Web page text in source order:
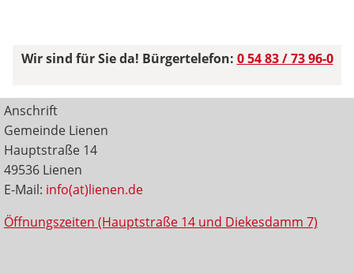
Wir sind für Sie da! Bürgertelefon: 0 54 83 / 73 96-0
Anschrift
Gemeinde Lienen
Hauptstraße 14
49536 Lienen
E-Mail: info(at)lienen.de
Öffnungszeiten (Hauptstraße 14 und Diekesdamm 7)